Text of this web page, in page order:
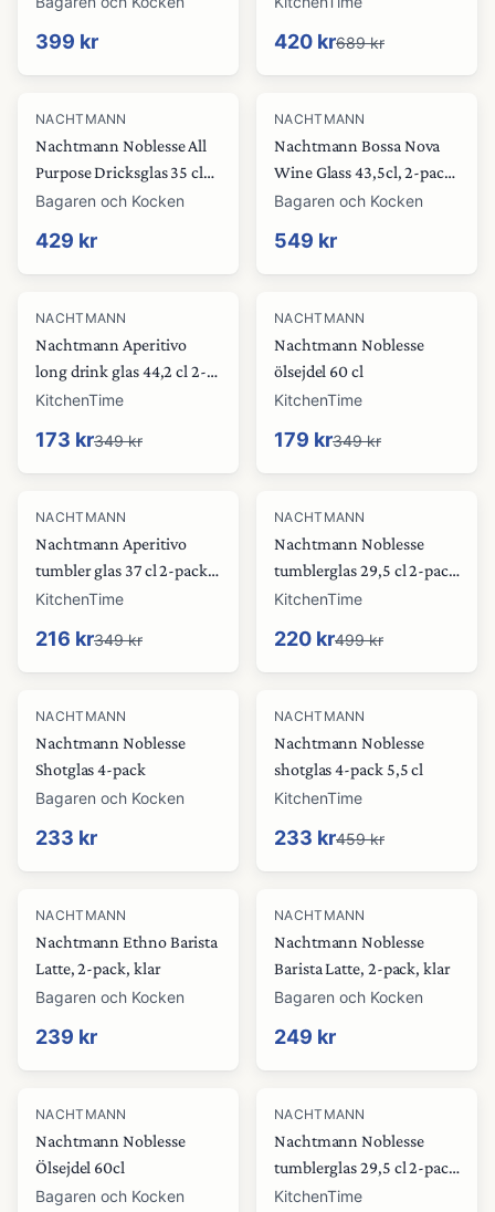
399 kr 420 kr689 kr
NACHTMANN
Nachtmann Noblesse All
Purpose Dricksglas 35 cl
4-pack
Bagaren och Kocken
429 kr
NACHTMANN
Nachtmann Bossa Nova
Wine Glass 43,5cl, 2-pack,
klar
Bagaren och Kocken
549 kr
-50%
NACHTMANN
Nachtmann Aperitivo
long drink glas 44,2 cl 2-
pack Klar
KitchenTime
173 kr349 kr
-49%
NACHTMANN
Nachtmann Noblesse
ölsejdel 60 cl
KitchenTime
179 kr349 kr
-38%
NACHTMANN
Nachtmann Aperitivo
tumbler glas 37 cl 2-pack
Klar
KitchenTime
216 kr349 kr
-56%
NACHTMANN
Nachtmann Noblesse
tumblerglas 29,5 cl 2-pack
Taupe
KitchenTime
220 kr499 kr
NACHTMANN
Nachtmann Noblesse
Shotglas 4-pack
Bagaren och Kocken
233 kr
-49%
NACHTMANN
Nachtmann Noblesse
shotglas 4-pack 5,5 cl
KitchenTime
233 kr459 kr
NACHTMANN
Nachtmann Ethno Barista
Latte, 2-pack, klar
Bagaren och Kocken
239 kr
NACHTMANN
Nachtmann Noblesse
Barista Latte, 2-pack, klar
Bagaren och Kocken
249 kr
NACHTMANN
Nachtmann Noblesse
Ölsejdel 60cl
Bagaren och Kocken
-50%
NACHTMANN
Nachtmann Noblesse
tumblerglas 29,5 cl 2-pack
Vintage blue
KitchenTime